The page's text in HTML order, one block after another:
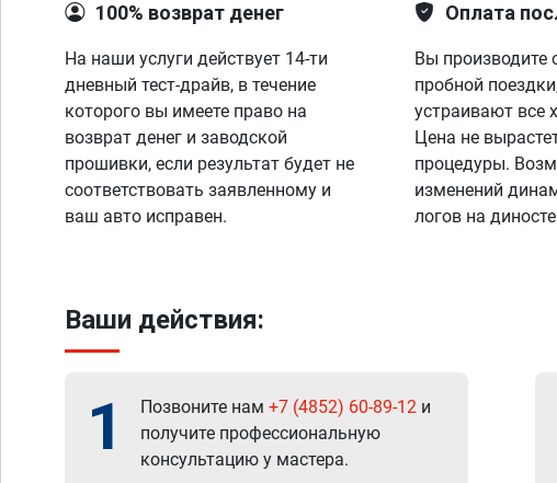
100% возврат денег
На наши услуги действует 14-ти
дневный тест-драйв, в течение
которого вы имеете право на
возврат денег и заводской
прошивки, если результат будет не
соответствовать заявленному и
ваш авто исправен.
Оплата
Вы производите
пробной
устраивают все
Цена не
процедуры.
изменений
логов на
Ваши действия:
1 Позвоните нам +7 (4852) 60-89-12 и
получите профессиональную
консультацию у мастера.